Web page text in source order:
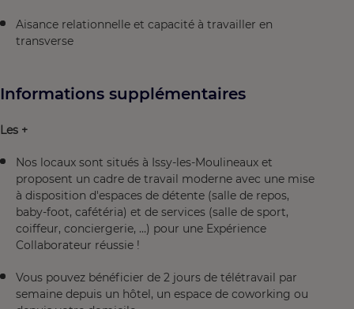
Aisance relationnelle et capacité à travailler en
transverse
Informations supplémentaires
Les +
Nos locaux sont situés à Issy-les-Moulineaux et
proposent un cadre de travail moderne avec une mise
à disposition d'espaces de détente (salle de repos,
baby-foot, cafétéria) et de services (salle de sport,
coiffeur, conciergerie, …) pour une Expérience
Collaborateur réussie !
Vous pouvez bénéficier de 2 jours de télétravail par
semaine depuis un hôtel, un espace de coworking ou